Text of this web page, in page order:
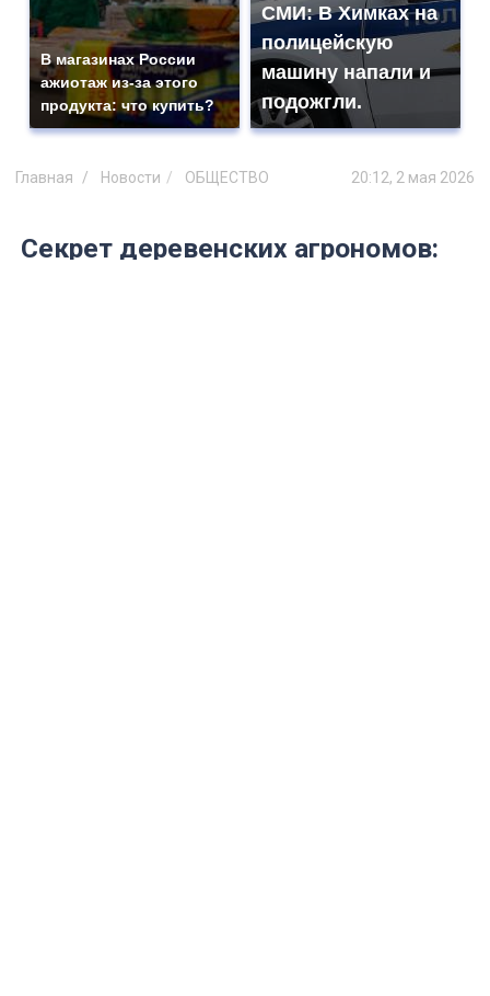
В магазинах России
ажиотаж из-за этого
продукта: что купить?
СМИ: В Химках на
полицейскую
машину напали и
подожгли.
Главная Новости ОБЩЕСТВО 20:12, 2 мая 2026
Секрет деревенских агрономов: